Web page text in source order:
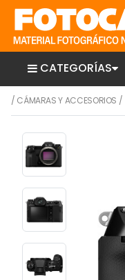
CATEGORÍAS
/ CÁMARAS Y ACCESORIOS /